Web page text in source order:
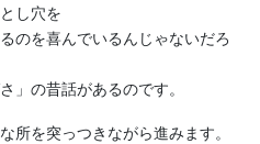
し穴を
のを喜んでいるんじゃないだろ
」の昔話があるのです。
所を突っつきながら進みます。